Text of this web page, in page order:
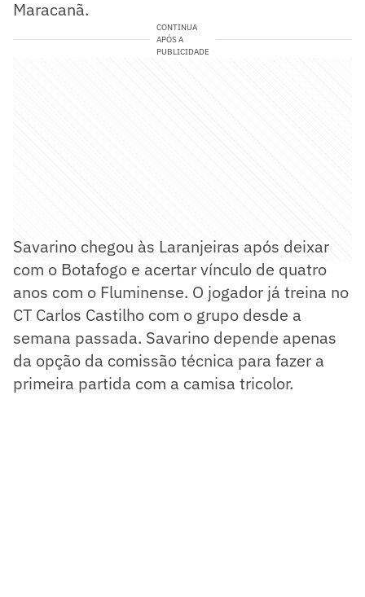
Maracanã.
CONTINUA
APÓS A
PUBLICIDADE
Savarino chegou às Laranjeiras após deixar
com o Botafogo e acertar vínculo de quatro
anos com o Fluminense. O jogador já treina no
CT Carlos Castilho com o grupo desde a
semana passada. Savarino depende apenas
da opção da comissão técnica para fazer a
primeira partida com a camisa tricolor.